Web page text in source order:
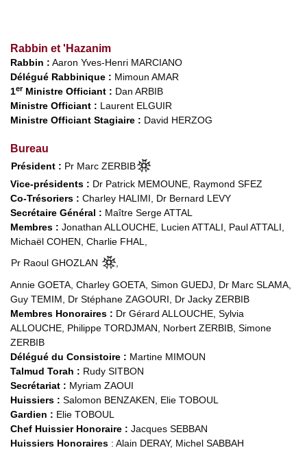
Rabbin et 'Hazanim
Rabbin : Aaron Yves-Henri MARCIANO
Délégué Rabbinique : Mimoun AMAR
1erMinistre Officiant : Dan ARBIB
Ministre Officiant : Laurent ELGUIR
Ministre Officiant Stagiaire : David HERZOG
Bureau
Président : Pr Marc ZERBIB
Vice-présidents : Dr Patrick MEMOUNE, Raymond SFEZ
Co-Trésoriers : Charley HALIMI, Dr Bernard LEVY
Secrétaire Général : Maître Serge ATTAL
Membres : Jonathan ALLOUCHE, Lucien ATTALI, Paul ATTALI,
Michaël COHEN, Charlie FHAL,
Pr Raoul GHOZLAN
,
Annie GOETA, Charley GOETA, Simon GUEDJ, Dr Marc SLAMA,
Guy TEMIM, Dr Stéphane ZAGOURI, Dr Jacky ZERBIB
Membres Honoraires : Dr Gérard ALLOUCHE, Sylvia
ALLOUCHE, Philippe TORDJMAN, Norbert ZERBIB, Simone
ZERBIB
Délégué du Consistoire : Martine MIMOUN
Talmud Torah : Rudy SITBON
Secrétariat : Myriam ZAOUI
Huissiers : Salomon BENZAKEN, Elie TOBOUL
Gardien : Elie TOBOUL
Chef Huissier Honoraire : Jacques SEBBAN
Huissiers Honoraires : Alain DERAY, Michel SABBAH